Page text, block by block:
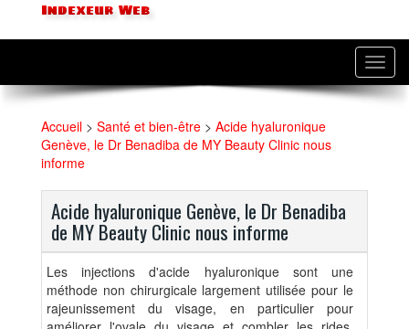
Indexeur Web
Accueil > Santé et bien-être > Acide hyaluronique
Genève, le Dr Benadiba de MY Beauty Clinic nous
informe
Acide hyaluronique Genève, le Dr Benadiba
de MY Beauty Clinic nous informe
Les injections d'acide hyaluronique sont une
méthode non chirurgicale largement utilisée pour le
rajeunissement du visage, en particulier pour